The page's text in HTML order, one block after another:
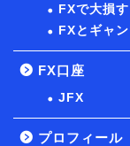
FXで大損
FXとギャ
FX口座
JFX
プロフィール